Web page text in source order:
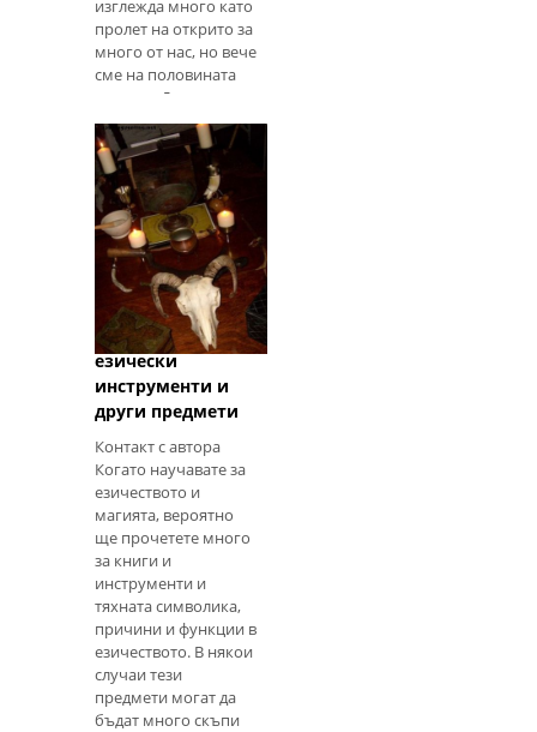
изглежда много като
пролет на открито за
много от нас, но вече
сме на половината
път там. Дните
постепенно се
увеличават и
удължават с
настъпването
Съвети за
закупуване и
създаване на
пестеливи
езически
инструменти и
други предмети
Контакт с автора
Когато научавате за
езичеството и
магията, вероятно
ще прочетете много
за книги и
инструменти и
тяхната символика,
причини и функции в
езичеството. В някои
случаи тези
предмети могат да
бъдат много скъпи